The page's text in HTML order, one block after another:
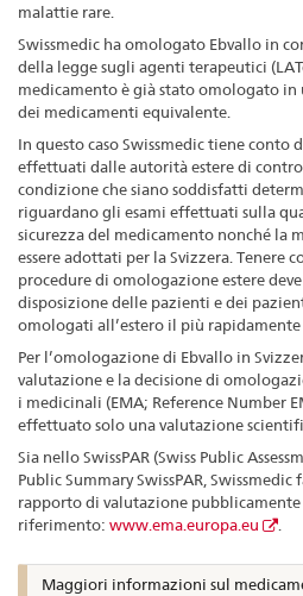
malattie rare.
Swissmedic ha omologato Ebvallo in
della legge sugli agenti terapeutici
medicamento è già stato omologato in
dei medicamenti equivalente.
In questo caso Swissmedic tiene conto
effettuati dalle autorità estere di
condizione che siano soddisfatti
riguardano gli esami effettuati sulla
sicurezza del medicamento nonché la
essere adottati per la Svizzera. Tenere
procedure di omologazione estere
disposizione delle pazienti e dei
omologati all’estero il più rapidamente
Per l’omologazione di Ebvallo in
valutazione e la decisione di
i medicinali (EMA; Reference Number
effettuato solo una valutazione
Sia nello SwissPAR (Swiss Public
Public Summary SwissPAR,
rapporto di valutazione
riferimento: www.ema.europa.eu
Maggiori informazioni sul